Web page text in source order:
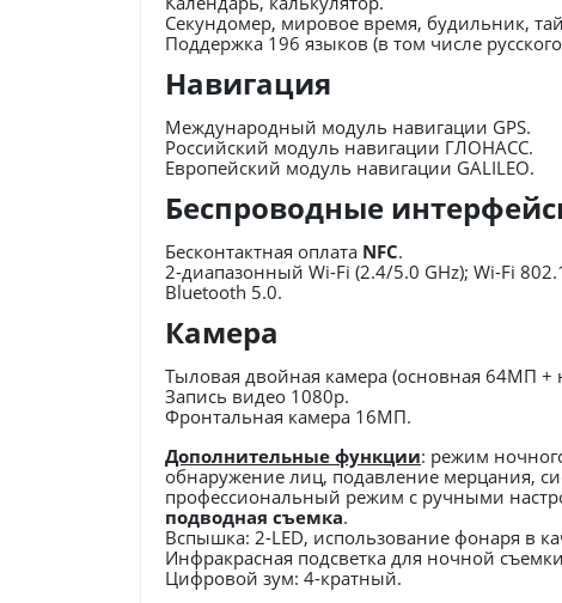
Секундомер, мировое время, будильник,
Поддержка 196 языков (в том числе
Навигация
Международный модуль навигации GPS.
Российский модуль навигации ГЛОНАСС.
Европейский модуль навигации GALILEO.
Беспроводные
Бесконтактная оплата NFC.
2-диапазонный Wi-Fi (2.4/5.0 GHz); Wi-Fi
Bluetooth 5.0.
Камера
Тыловая двойная камера (основная 64МП
Запись видео 1080p.
Фронтальная камера 16МП.
Дополнительные функции: режим
обнаружение лиц, подавление мерцания,
профессиональный режим с ручными
подводная съемка.
Вспышка: 2-LED, использование фонаря в
Инфракрасная подсветка для ночной
Цифровой зум: 4-кратный.